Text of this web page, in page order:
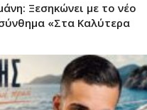
Ξεσηκώνει με το νέο
«Στα Καλύτερα